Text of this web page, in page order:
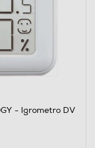
- Igrometro DV